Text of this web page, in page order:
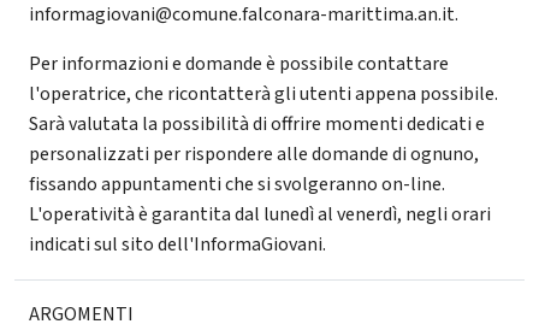
informagiovani@comune.falconara-marittima.an.it.
Per informazioni e domande è possibile contattare
l'operatrice, che ricontatterà gli utenti appena possibile.
Sarà valutata la possibilità di offrire momenti dedicati e
personalizzati per rispondere alle domande di ognuno,
fissando appuntamenti che si svolgeranno on-line.
L'operatività è garantita dal lunedì al venerdì, negli orari
indicati sul sito dell'InformaGiovani.
ARGOMENTI